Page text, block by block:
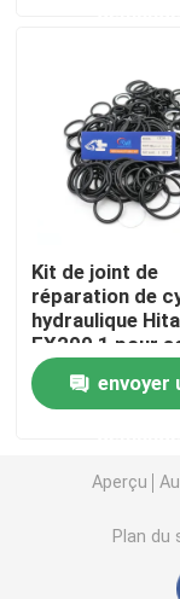
Kit
Excavatrice
kit de joint de
Kit de joint de
Rod Seal
Joint
Joint
Kit de joint de
réparation de
hydraulique
EX200 1 pour
de commande
d'excavatrice
envoyer
Aperçu
Plan du